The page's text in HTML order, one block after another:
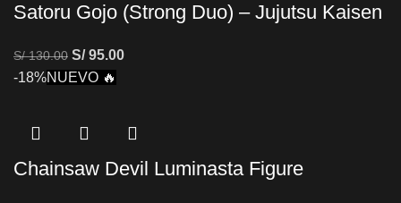
Satoru Gojo (Strong Duo) – Jujutsu Kaisen
S/130.00 S/95.00
-18%NUEVO 🔥
Chainsaw Devil Luminasta Figure